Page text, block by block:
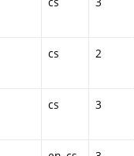
cs 2
cs 3